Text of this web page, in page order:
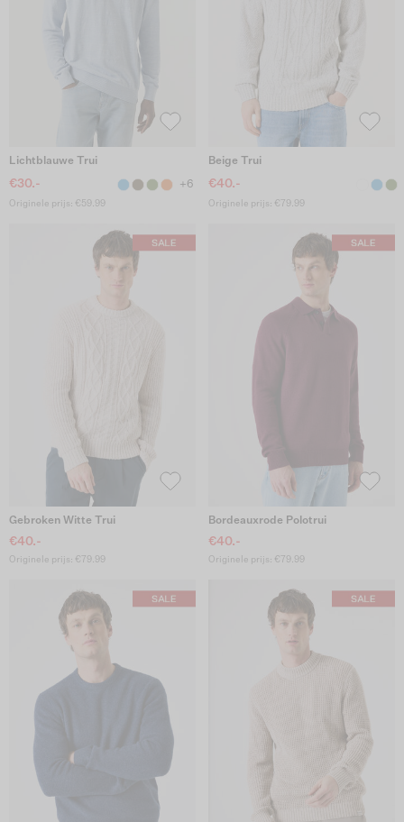
Lichtblauwe Trui
€30.- +6
Originele prijs: €59.99
Beige Trui
€40.-
Originele prijs: €79.99
Gebroken Witte Trui
€40.-
Originele prijs: €79.99
Bordeauxrode Polotrui
€40.-
Originele prijs: €79.99